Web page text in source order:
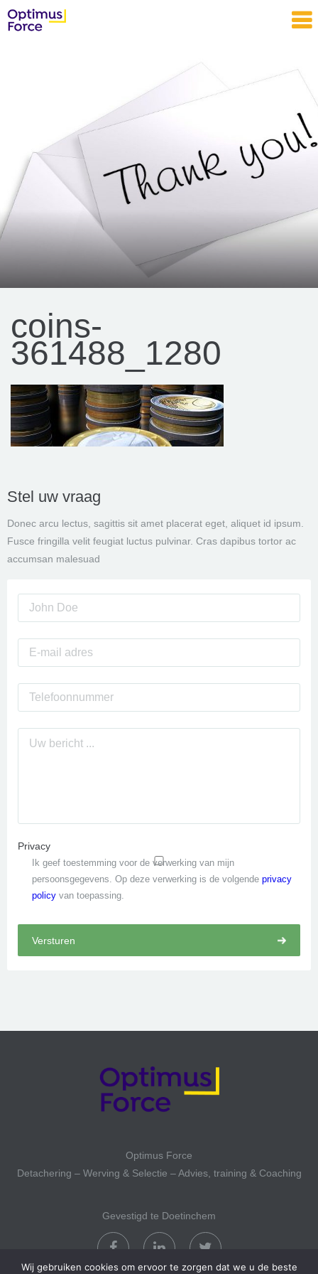
coins-
361488_1280
Stel uw vraag
Donec arcu lectus, sagittis sit amet placerat eget, aliquet id ipsum.
Fusce fringilla velit feugiat luctus pulvinar. Cras dapibus tortor ac
accumsan malesuad
Privacy
Ik geef toestemming voor de verwerking van mijn
persoonsgegevens. Op deze verwerking is de volgende privacy
policy van toepassing.
Optimus Force
Detachering – Werving & Selectie – Advies, training & Coaching
Gevestigd te Doetinchem
Wij gebruiken cookies om ervoor te zorgen dat we u de beste